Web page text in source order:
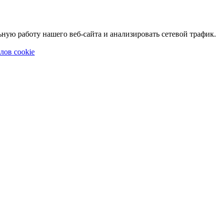
работу нашего веб-сайта и анализировать сетевой трафик.
cookie